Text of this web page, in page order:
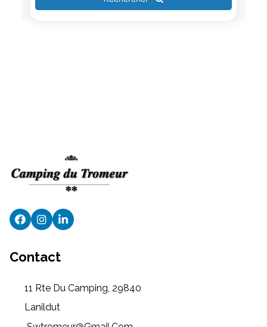
Contact
11 Rte Du Camping, 29840
Lanildut